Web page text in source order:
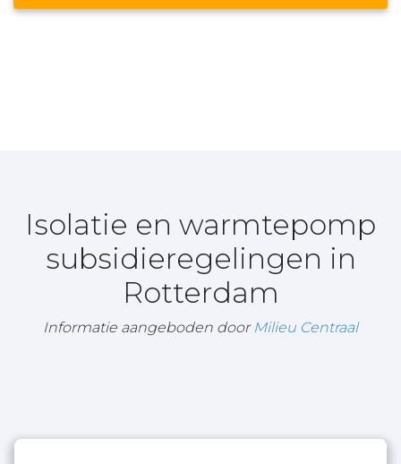
Isolatie en warmtepomp
subsidieregelingen in
Rotterdam
Informatie aangeboden door Milieu Centraal